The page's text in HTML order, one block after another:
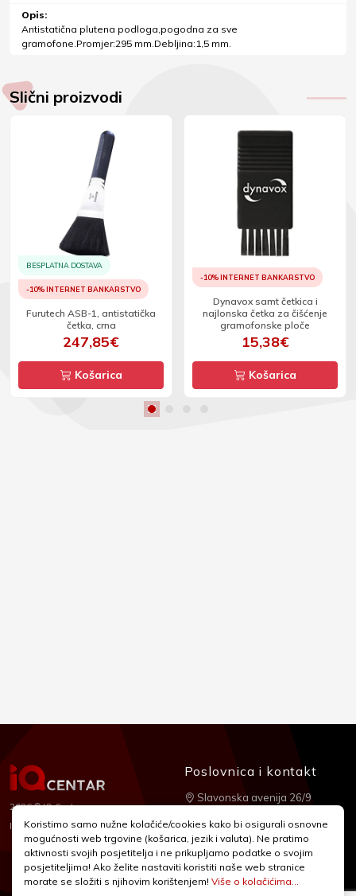
Opis:
Antistatična plutena podloga,pogodna za sve
gramofone.Promjer:295 mm.Debljina:1,5 mm.
Slični proizvodi
BESPLATNA DOSTAVA
-10% INTERNET BANKARSTVO
Furutech ASB-1, antistatička
četka, crna
247,85€
Košarica
-10% INTERNET BANKARSTVO
Dynavox samt četkica i
najlonska četka za čišćenje
gramofonske ploče
15,38€
Košarica
2026 © IQ Centar
Izrada:Nubilus
Poslovnica i kontakt
Slavonska avenija 26/9
+385 1 2455 950
webshop@iqcentar.hr
Pon - Pet od 9 - 17h
Koristimo samo nužne kolačiće/cookies kako bi osigurali osnovne
mogućnosti web trgovine (košarica, jezik i valuta). Ne pratimo
aktivnosti svojih posjetitelja i ne prikupljamo podatke o svojim
posjetiteljima! Ako želite nastaviti koristiti naše web stranice
morate se složiti s njihovim korištenjem! Više o kolačićima...